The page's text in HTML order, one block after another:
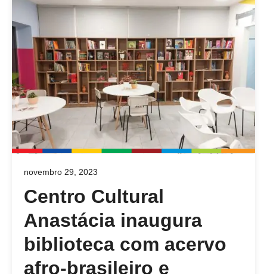
novembro 29, 2023
Centro Cultural
Anastácia inaugura
biblioteca com acervo
afro-brasileiro e